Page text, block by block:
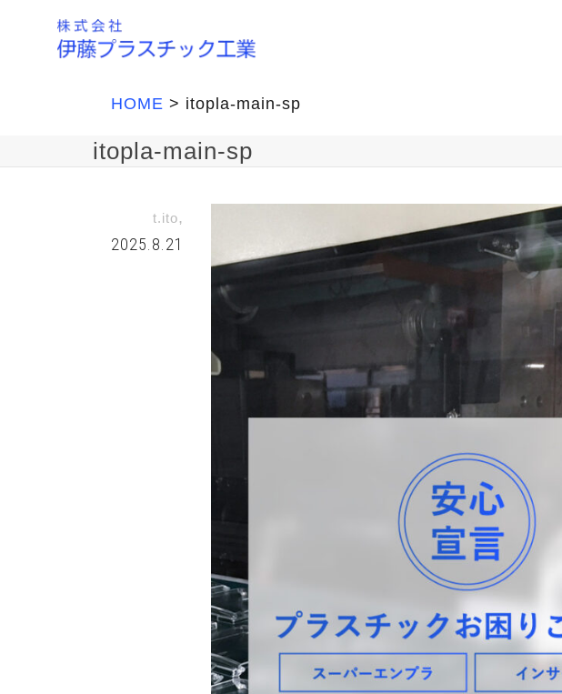
HOME > itopla-main-sp
itopla-main-sp
t.ito,
2025.8.21